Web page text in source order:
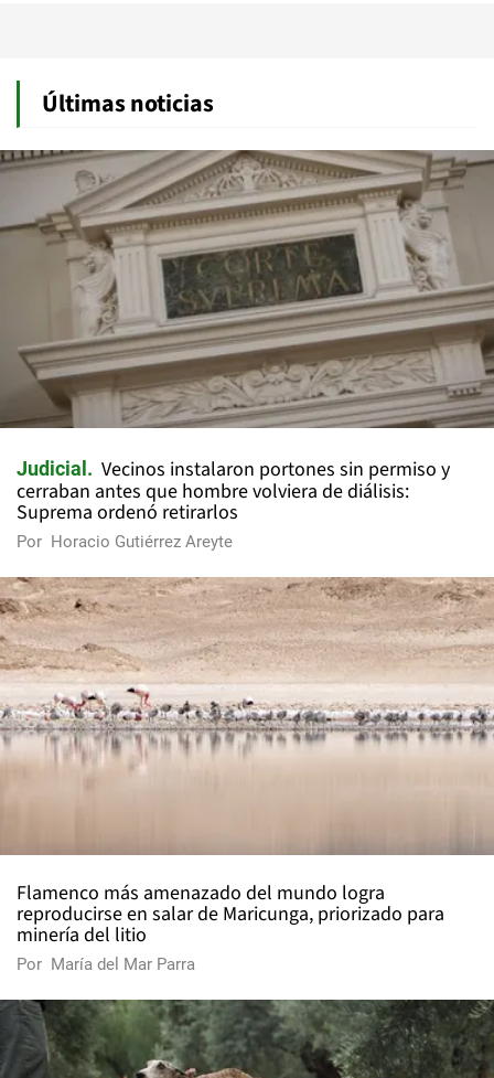
Últimas noticias
Judicial
Vecinos instalaron portones sin permiso y
cerraban antes que hombre volviera de diálisis:
Suprema ordenó retirarlos
Por Horacio Gutiérrez Areyte
Flamenco más amenazado del mundo logra
reproducirse en salar de Maricunga, priorizado para
minería del litio
Por María del Mar Parra